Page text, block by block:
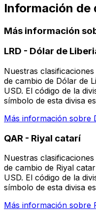
Información de
Más información
LRD - Dólar de
Nuestras
de cambio de Dólar de
USD. El código de la
símbolo de esta divisa
Más información sobre
QAR - Riyal catarí
Nuestras
de cambio de Riyal
USD. El código de la
Más información sobre